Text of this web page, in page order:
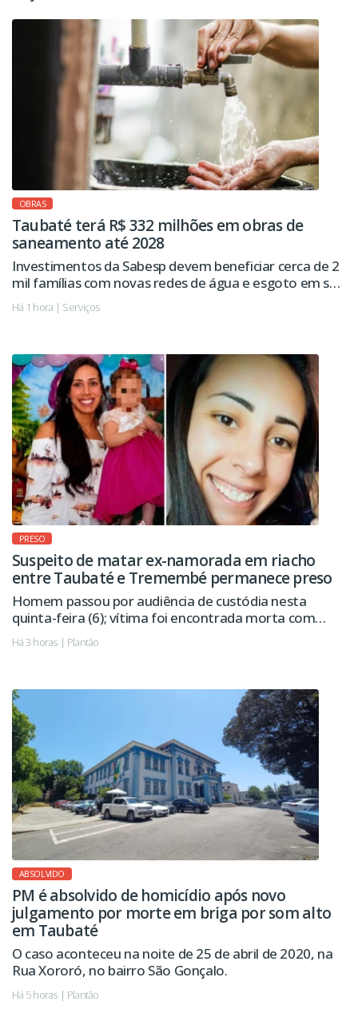
OBRAS
Taubaté terá R$ 332 milhões em obras de
saneamento até 2028
Investimentos da Sabesp devem beneficiar cerca de 2
mil famílias com novas redes de água e esgoto em seis
regiões da cidade.
Há 1 hora | Serviços
PRESO
Suspeito de matar ex-namorada em riacho
entre Taubaté e Tremembé permanece preso
Homem passou por audiência de custódia nesta
quinta-feira (6); vítima foi encontrada morta com
sinais de violência.
Há 3 horas | Plantão
ABSOLVIDO
PM é absolvido de homicídio após novo
julgamento por morte em briga por som alto
em Taubaté
O caso aconteceu na noite de 25 de abril de 2020, na
Rua Xororó, no bairro São Gonçalo.
Há 5 horas | Plantão